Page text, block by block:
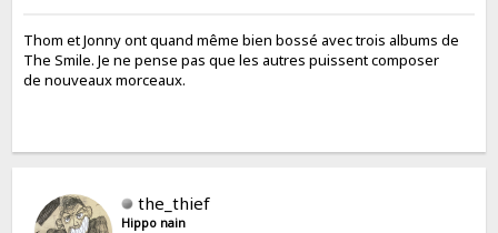
Thom et Jonny ont quand même bien bossé avec trois albums de
The Smile. Je ne pense pas que les autres puissent composer
de nouveaux morceaux.
the_thief
Hippo nain